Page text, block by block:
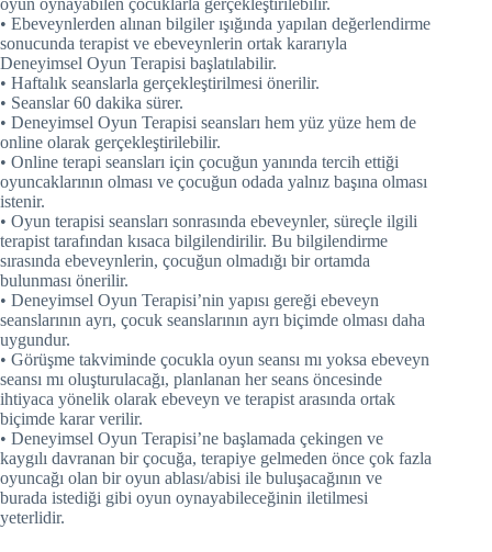
oyun oynayabilen çocuklarla gerçekleştirilebilir.
• Ebeveynlerden alınan bilgiler ışığında yapılan değerlendirme
sonucunda terapist ve ebeveynlerin ortak kararıyla
Deneyimsel Oyun Terapisi başlatılabilir.
• Haftalık seanslarla gerçekleştirilmesi önerilir.
• Seanslar 60 dakika sürer.
• Deneyimsel Oyun Terapisi seansları hem yüz yüze hem de
online olarak gerçekleştirilebilir.
• Online terapi seansları için çocuğun yanında tercih ettiği
oyuncaklarının olması ve çocuğun odada yalnız başına olması
istenir.
• Oyun terapisi seansları sonrasında ebeveynler, süreçle ilgili
terapist tarafından kısaca bilgilendirilir. Bu bilgilendirme
sırasında ebeveynlerin, çocuğun olmadığı bir ortamda
bulunması önerilir.
• Deneyimsel Oyun Terapisi’nin yapısı gereği ebeveyn
seanslarının ayrı, çocuk seanslarının ayrı biçimde olması daha
uygundur.
• Görüşme takviminde çocukla oyun seansı mı yoksa ebeveyn
seansı mı oluşturulacağı, planlanan her seans öncesinde
ihtiyaca yönelik olarak ebeveyn ve terapist arasında ortak
biçimde karar verilir.
• Deneyimsel Oyun Terapisi’ne başlamada çekingen ve
kaygılı davranan bir çocuğa, terapiye gelmeden önce çok fazla
oyuncağı olan bir oyun ablası/abisi ile buluşacağının ve
burada istediği gibi oyun oynayabileceğinin iletilmesi
yeterlidir.